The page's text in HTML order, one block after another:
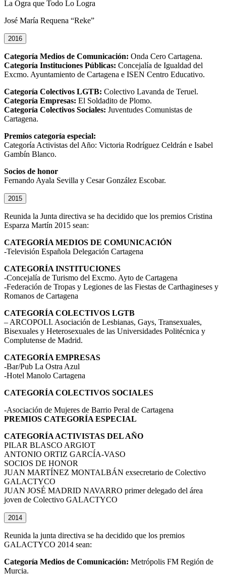
La Ogra que Todo Lo Logra
José María Requena “Reke”
2016
Categoría Medios de Comunicación: Onda Cero Cartagena.
Categoría Instituciones Públicas: Concejalía de Igualdad del
Excmo. Ayuntamiento de Cartagena e ISEN Centro Educativo.
Categoría Colectivos LGTB: Colectivo Lavanda de Teruel.
Categoría Empresas: El Soldadito de Plomo.
Categoría Colectivos Sociales: Juventudes Comunistas de
Cartagena.
Premios categoría especial:
Categoría Activistas del Año: Victoria Rodríguez Celdrán e Isabel
Gambín Blanco.
Socios de honor
Fernando Ayala Sevilla y Cesar González Escobar.
2015
Reunida la Junta directiva se ha decidido que los premios Cristina
Esparza Martín 2015 sean:
CATEGORÍA MEDIOS DE COMUNICACIÓN
-Televisión Española Delegación Cartagena
CATEGORÍA INSTITUCIONES
-Concejalía de Turismo del Excmo. Ayto de Cartagena
-Federación de Tropas y Legiones de las Fiestas de Carthagineses y
Romanos de Cartagena
CATEGORÍA COLECTIVOS LGTB
– ARCOPOLI. Asociación de Lesbianas, Gays, Transexuales,
Bisexuales y Heterosexuales de las Universidades Politécnica y
Complutense de Madrid.
CATEGORÍA EMPRESAS
-Bar/Pub La Ostra Azul
-Hotel Manolo Cartagena
CATEGORÍA COLECTIVOS SOCIALES
-Asociación de Mujeres de Barrio Peral de Cartagena
PREMIOS CATEGORÍA ESPECIAL
CATEGORÍA ACTIVISTAS DEL AÑO
PILAR BLASCO ARGIOT
ANTONIO ORTIZ GARCÍA-VASO
SOCIOS DE HONOR
JUAN MARTÍNEZ MONTALBÁN exsecretario de Colectivo
GALACTYCO
JUAN JOSÉ MADRID NAVARRO primer delegado del área
joven de Colectivo GALACTYCO
2014
Reunida la junta directiva se ha decidido que los premios
GALACTYCO 2014 sean:
Categoría Medios de Comunicación: Metrópolis FM Región de
Murcia.